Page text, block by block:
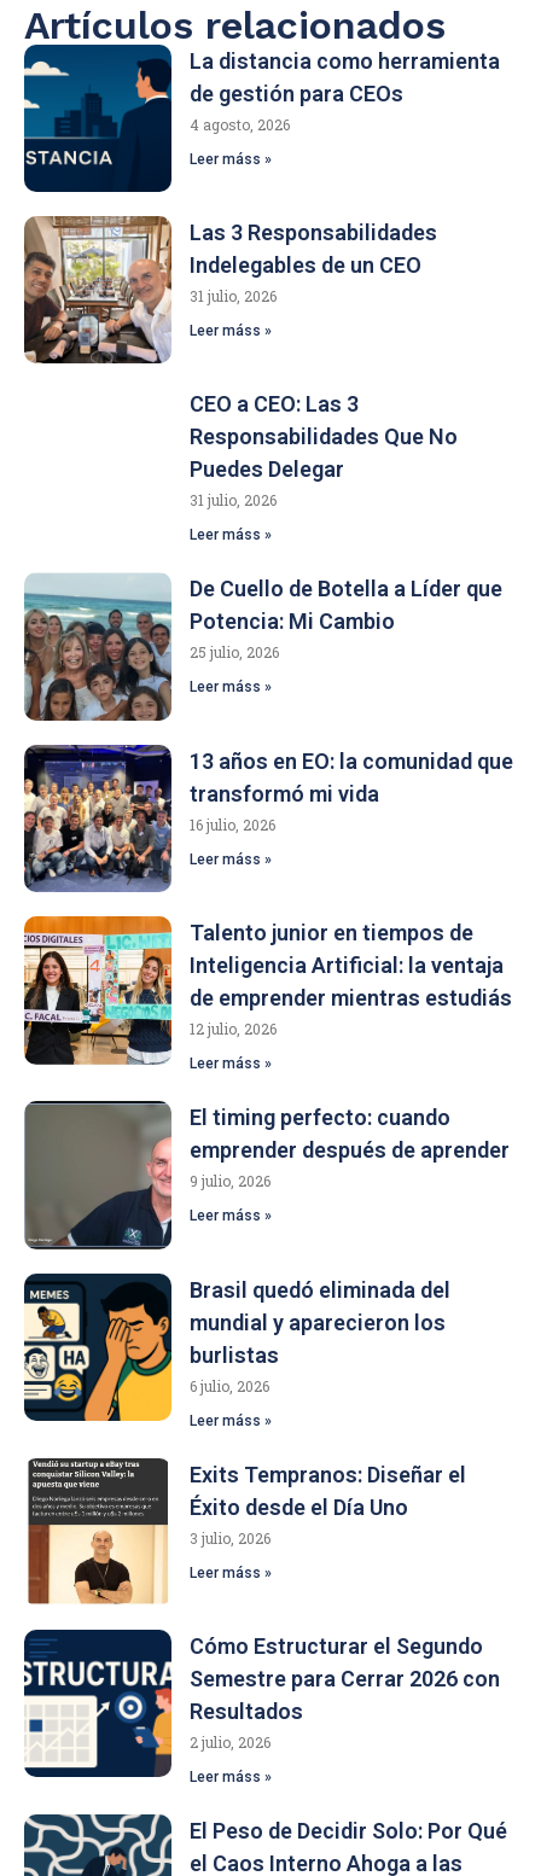
Artículos relacionados
La distancia como herramienta
de gestión para CEOs
4 agosto, 2026
Leer máss »
Las 3 Responsabilidades
Indelegables de un CEO
31 julio, 2026
Leer máss »
CEO a CEO: Las 3
Responsabilidades Que No
Puedes Delegar
31 julio, 2026
Leer máss »
De Cuello de Botella a Líder que
Potencia: Mi Cambio
25 julio, 2026
Leer máss »
13 años en EO: la comunidad que
transformó mi vida
16 julio, 2026
Leer máss »
Talento junior en tiempos de
Inteligencia Artificial: la ventaja
de emprender mientras estudiás
12 julio, 2026
Leer máss »
El timing perfecto: cuando
emprender después de aprender
9 julio, 2026
Leer máss »
Brasil quedó eliminada del
mundial y aparecieron los
burlistas
6 julio, 2026
Leer máss »
Exits Tempranos: Diseñar el
Éxito desde el Día Uno
3 julio, 2026
Leer máss »
Cómo Estructurar el Segundo
Semestre para Cerrar 2026 con
Resultados
2 julio, 2026
Leer máss »
El Peso de Decidir Solo: Por Qué
el Caos Interno Ahoga a las